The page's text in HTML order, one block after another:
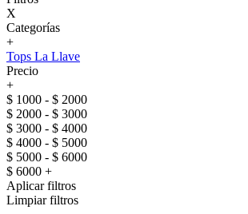
X
Categorías
+
Tops La Llave
Precio
+
$ 1000 - $ 2000
$ 2000 - $ 3000
$ 3000 - $ 4000
$ 4000 - $ 5000
$ 5000 - $ 6000
$ 6000 +
Aplicar filtros
Limpiar filtros